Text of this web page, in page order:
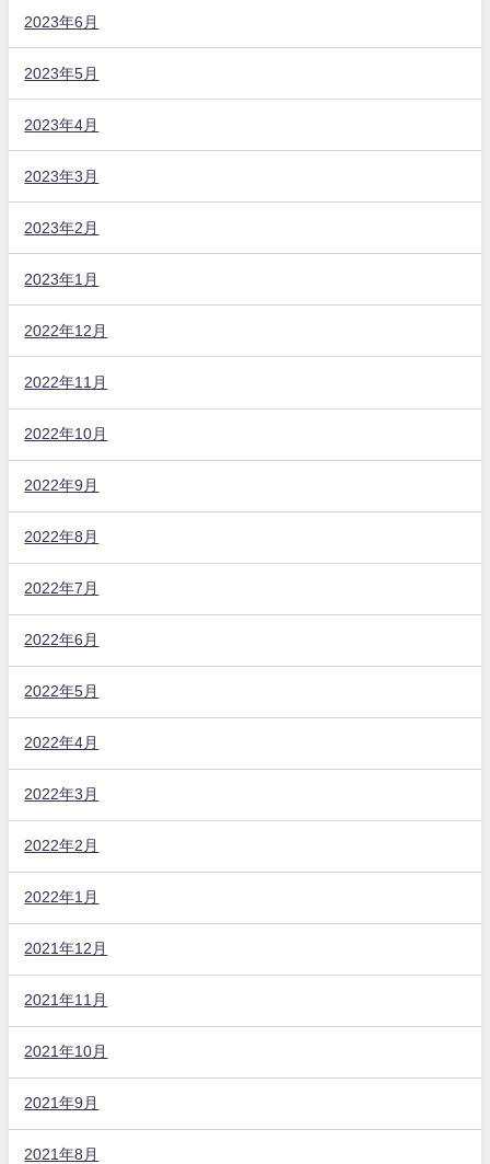
2023年6月
2023年5月
2023年4月
2023年3月
2023年2月
2023年1月
2022年12月
2022年11月
2022年10月
2022年9月
2022年8月
2022年7月
2022年6月
2022年5月
2022年4月
2022年3月
2022年2月
2022年1月
2021年12月
2021年11月
2021年10月
2021年9月
2021年8月